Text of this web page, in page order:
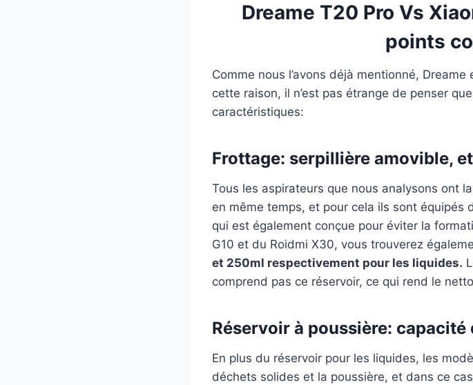
Dreame T20 Pro Vs
points
Comme nous l’avons déjà mentionné,
cette raison, il n’est pas étrange de penser
caractéristiques:
Frottage: serpillière amovible,
Tous les aspirateurs que nous analysons ont
en même temps, et pour cela ils sont équipés
qui est également conçue pour éviter la
G10 et du Roidmi X30, vous trouverez
et 250ml respectivement pour les liquides.
comprend pas ce réservoir, ce qui rend le
Réservoir à poussière: capacité
En plus du réservoir pour les liquides, les
déchets solides et la poussière, et dans ce